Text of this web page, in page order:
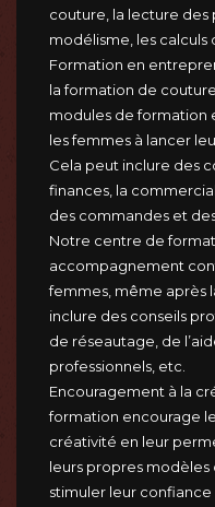
couture, la lecture des
modélisme, les calculs
Formation en
la formation de
modules de formation
les femmes à lancer
Cela peut inclure des
finances, la
des commandes et
Notre centre de
accompagnement
femmes, même après
inclure des conseils
de réseautage, de
professionnels, etc.
Encouragement à la
formation encourage
créativité en leur
leurs propres
stimuler leur